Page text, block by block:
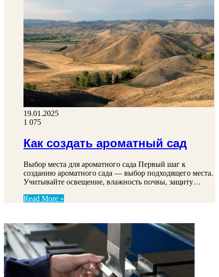
19.01.2025
1 075
Как создать ароматный сад
Выбор места для ароматного сада Первый шаг к
созданию ароматного сада — выбор подходящего места.
Учитывайте освещение, влажность почвы, защиту…
Read More »